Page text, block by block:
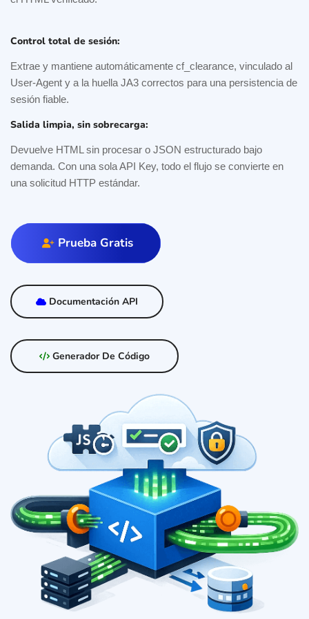
Control total de sesión:
Extrae y mantiene automáticamente cf_clearance, vinculado al
User-Agent y a la huella JA3 correctos para una persistencia de
sesión fiable.
Salida limpia, sin sobrecarga:
Devuelve HTML sin procesar o JSON estructurado bajo
demanda. Con una sola API Key, todo el flujo se convierte en
una solicitud HTTP estándar.
Prueba Gratis
Documentación API
Generador De Código